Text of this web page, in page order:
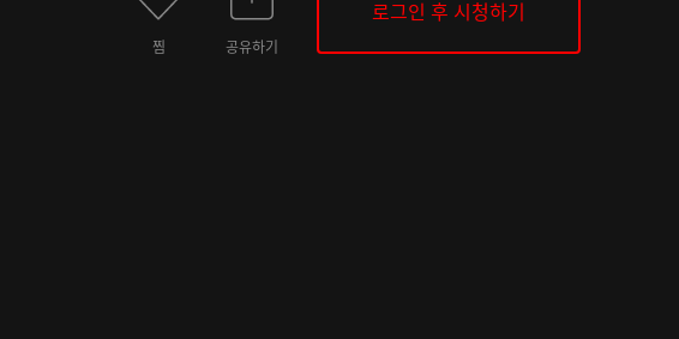
찜 공유하기
로그인 후 시청하기